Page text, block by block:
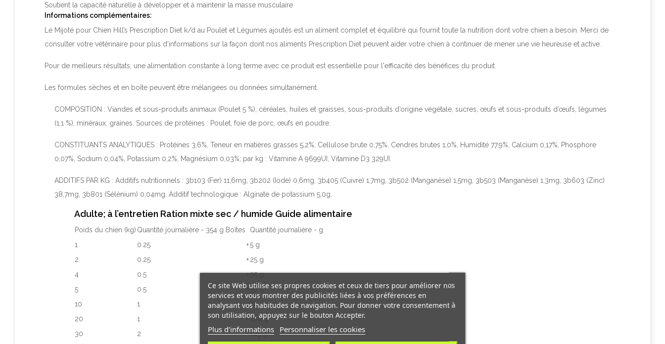
Soutient la capacité naturelle à développer et à maintenir la masse musculaire
Informations complémentaires:
Le Mijoté pour Chien Hill’s Prescription Diet k/d au Poulet et Légumes ajoutés est un aliment complet et équilibré qui fournit toute la nutrition dont votre chien a besoin. Merci de
consulter votre vétérinaire pour plus d'informations sur la façon dont nos aliments Prescription Diet peuvent aider votre chien à continuer de mener une vie heureuse et active.
Pour de meilleurs résultats, une alimentation constante à long terme avec ce produit est essentielle pour l'efficacité des bénéfices du produit.
Les formules sèches et en boîte peuvent être mélangées ou données simultanément.
COMPOSITION : Viandes et sous-produits animaux (Poulet 5 %), céréales, huiles et graisses, sous-produits d’origine végétale, sucres, œufs et sous-produits d’œufs, légumes
(1,1 %), minéraux, graines. Sources de protéines : Poulet, foie de porc, œufs en poudre.
CONSTITUANTS ANALYTIQUES : Protéines 3,6%, Teneur en matières grasses 5,2%, Cellulose brute 0,75%, Cendres brutes 1,0%, Humidité 77,9%, Calcium 0,17%, Phosphore
0,07%, Sodium 0,04%, Potassium 0,2%, Magnésium 0,03%; par kg : Vitamine A 9699UI, Vitamine D3 329UI.
ADDITIFS PAR KG : Additifs nutritionnels : 3b103 (Fer) 11,6mg, 3b202 (Iode) 0,6mg, 3b405 (Cuivre) 1,7mg, 3b502 (Manganèse) 1,5mg, 3b503 (Manganèse) 1,3mg, 3b603 (Zinc)
38,7mg, 3b801 (Sélénium) 0,04mg. Additif technologique : Alginate de potassium 5,0g.
Adulte; à l’entretien Ration mixte sec / humide Guide alimentaire
Poids du chien (kg) Quantité journalière - 354 g Boîtes
Quantité journalière - g
1
0.25 +5 g
2
0.25 +25 g
4
0.5 +35 g
5
0.5
50 g
10
1 +70 g
20
1 +180 g
30
2 +185 g
Ce site Web utilise ses propres cookies et ceux de tiers pour améliorer nos
services et vous montrer des publicités liées à vos préférences en
analysant vos habitudes de navigation. Pour donner votre consentement à
son utilisation, appuyez sur le bouton Accepter.
Plus d'informations Personnaliser les cookies